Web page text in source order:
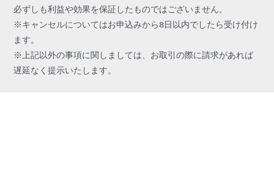
必ずしも利益や効果を保証したものではございません。
※キャンセルについてはお申込みから8日以内でしたら受け付け
ます。
※上記以外の事項に関しましては、お取引の際に請求があれば
遅延なく提示いたします。